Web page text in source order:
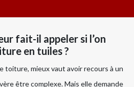
fait-il appeler si l’on
en tuiles ?
toiture, mieux vaut avoir recours à un
être complexe. Mais elle demande